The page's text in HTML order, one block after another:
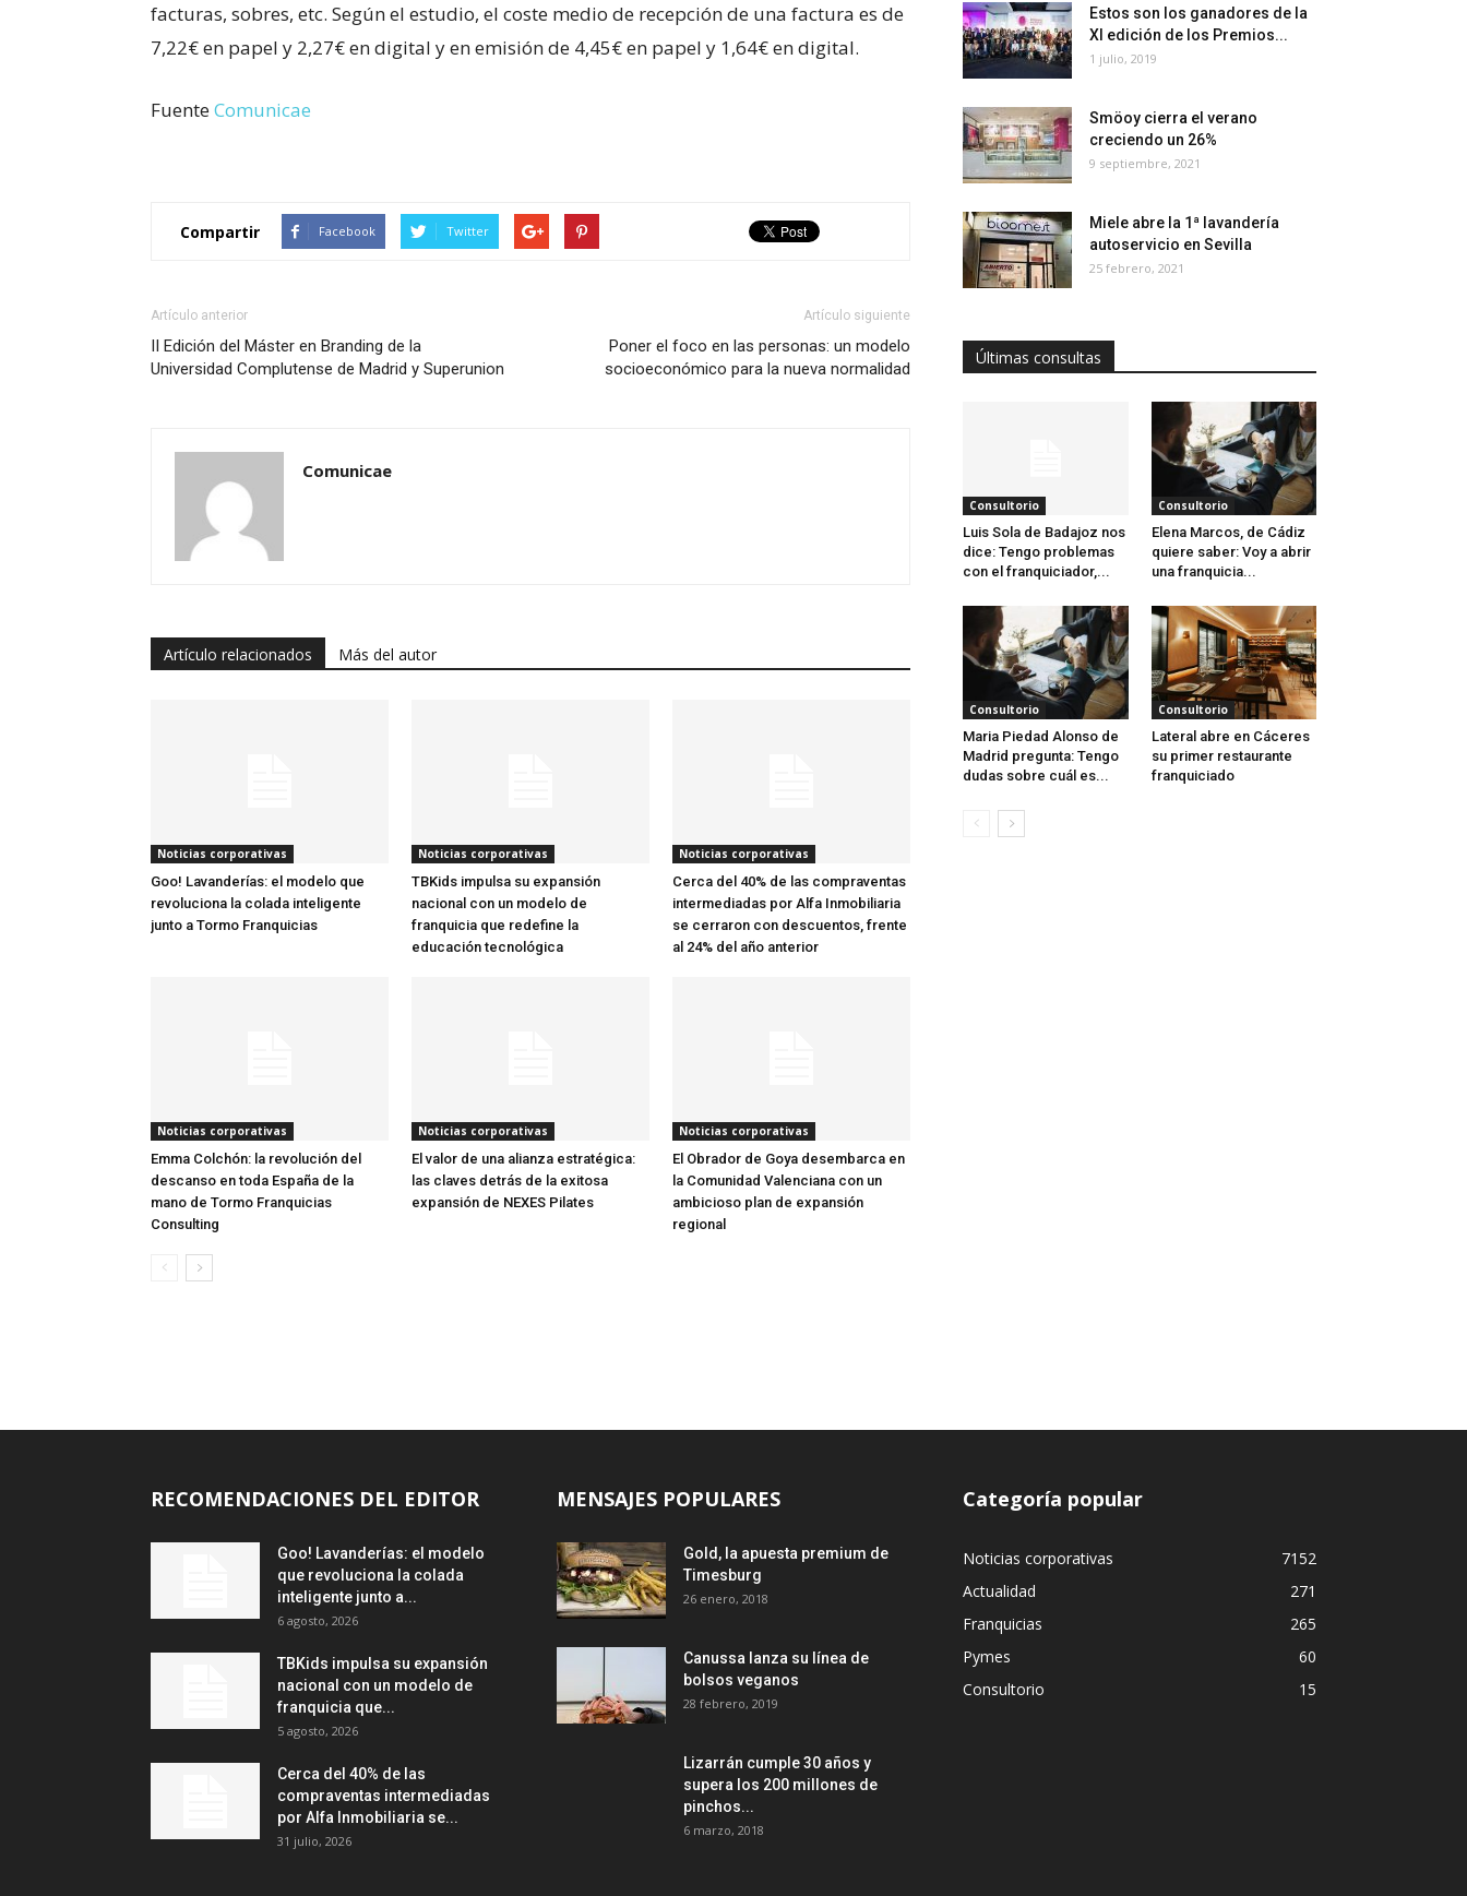
facturas, sobres, etc. Según el estudio, el coste medio de recepción de una factura es de
7,22€ en papel y 2,27€ en digital y en emisión de 4,45€ en papel y 1,64€ en digital.
FuenteComunicae
Compartir Facebook Twitter
Artículo anterior
II Edición del Máster en Branding de la
Universidad Complutense de Madrid y Superunion
Artículo siguiente
Poner el foco en las personas: un modelo
socioeconómico para la nueva normalidad
Comunicae
Artículo relacionados Más del autor
Noticias corporativas
Goo! Lavanderías: el modelo que
revoluciona la colada inteligente
junto a Tormo Franquicias
Noticias corporativas
TBKids impulsa su expansión
nacional con un modelo de
franquicia que redefine la
educación tecnológica
Noticias corporativas
Cerca del 40% de las compraventas
intermediadas por Alfa Inmobiliaria
se cerraron con descuentos, frente
al 24% del año anterior
Noticias corporativas
Emma Colchón: la revolución del
descanso en toda España de la
mano de Tormo Franquicias
Consulting
Noticias corporativas
El valor de una alianza estratégica:
las claves detrás de la exitosa
expansión de NEXES Pilates
Noticias corporativas
El Obrador de Goya desembarca en
la Comunidad Valenciana con un
ambicioso plan de expansión
regional
Estos son los ganadores de la
XI edición de los Premios...
1 julio, 2019
Smöoy cierra el verano
creciendo un 26%
9 septiembre, 2021
Miele abre la 1ª lavandería
autoservicio en Sevilla
25 febrero, 2021
Últimas consultas
Consultorio
Luis Sola de Badajoz nos
dice: Tengo problemas
con el franquiciador,...
Consultorio
Elena Marcos, de Cádiz
quiere saber: Voy a abrir
una franquicia...
Consultorio
Maria Piedad Alonso de
Madrid pregunta: Tengo
dudas sobre cuál es...
Consultorio
Lateral abre en Cáceres
su primer restaurante
franquiciado
RECOMENDACIONES DEL EDITOR
Goo! Lavanderías: el modelo
que revoluciona la colada
inteligente junto a...
6 agosto, 2026
TBKids impulsa su expansión
nacional con un modelo de
franquicia que...
5 agosto, 2026
Cerca del 40% de las
compraventas intermediadas
por Alfa Inmobiliaria se...
31 julio, 2026
MENSAJES POPULARES
Gold, la apuesta premium de
Timesburg
26 enero, 2018
Canussa lanza su línea de
bolsos veganos
28 febrero, 2019
Lizarrán cumple 30 años y
supera los 200 millones de
pinchos...
6 marzo, 2018
Categoría popular
Noticias corporativas
7152
Actualidad
271
Franquicias
265
Pymes
60
Consultorio
15